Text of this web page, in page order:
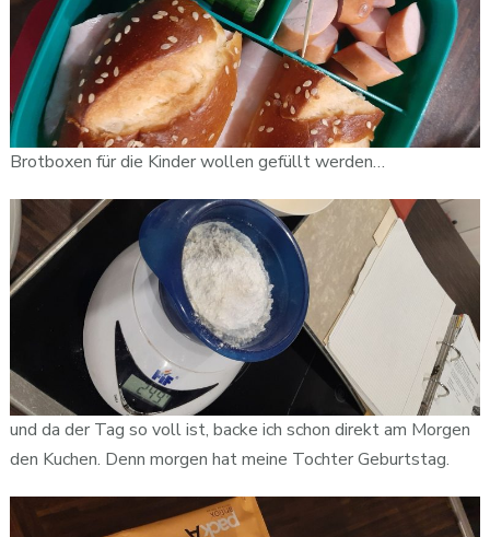
Brotboxen für die Kinder wollen gefüllt werden…
und da der Tag so voll ist, backe ich schon direkt am Morgen
den Kuchen. Denn morgen hat meine Tochter Geburtstag.